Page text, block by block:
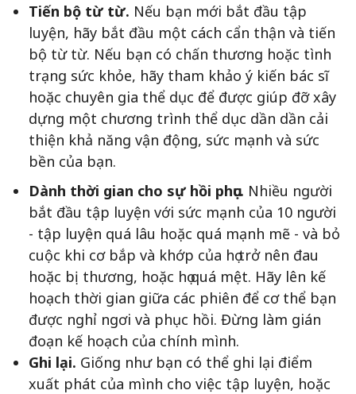
Tiến bộ từ từ. Nếu bạn mới bắt đầu tập
luyện, hãy bắt đầu một cách cẩn thận và tiến
bộ từ từ. Nếu bạn có chấn thương hoặc tình
trạng sức khỏe, hãy tham khảo ý kiến bác sĩ
hoặc chuyên gia thể dục để được giúp đỡ xây
dựng một chương trình thể dục dần dần cải
thiện khả năng vận động, sức mạnh và sức
bền của bạn.
Dành thời gian cho sự hồi phục. Nhiều người
bắt đầu tập luyện với sức mạnh của 10 người
- tập luyện quá lâu hoặc quá mạnh mẽ - và bỏ
cuộc khi cơ bắp và khớp của họ trở nên đau
hoặc bị thương, hoặc họ quá mệt. Hãy lên kế
hoạch thời gian giữa các phiên để cơ thể bạn
được nghỉ ngơi và phục hồi. Đừng làm gián
đoạn kế hoạch của chính mình.
Ghi lại. Giống như bạn có thể ghi lại điểm
xuất phát của mình cho việc tập luyện, hoặc